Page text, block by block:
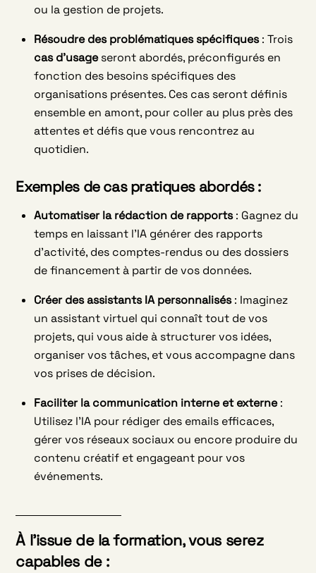
ou la gestion de projets.
Résoudre des problématiques spécifiques: Trois
cas d’usageseront abordés, préconfigurés en
fonction des besoins spécifiques des
organisations présentes. Ces cas seront définis
ensemble en amont, pour coller au plus près des
attentes et défis que vous rencontrez au
quotidien.
Exemples de cas pratiques abordés :
Automatiser la rédaction de rapports: Gagnez du
temps en laissant l’IA générer des rapports
d’activité, des comptes-rendus ou des dossiers
de financement à partir de vos données.
Créer des assistants IA personnalisés: Imaginez
un assistant virtuel qui connaît tout de vos
projets, qui vous aide à structurer vos idées,
organiser vos tâches, et vous accompagne dans
vos prises de décision.
Faciliter la communication interne et externe:
Utilisez l’IA pour rédiger des emails efficaces,
gérer vos réseaux sociaux ou encore produire du
contenu créatif et engageant pour vos
événements.
À l’issue de la formation, vous serez
capables de :